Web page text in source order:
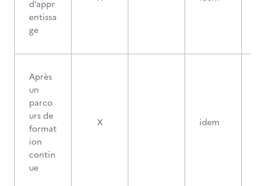
d’appr
entissa
ge
Après
un
parco
urs de
format
ion
contin
ue
X idem